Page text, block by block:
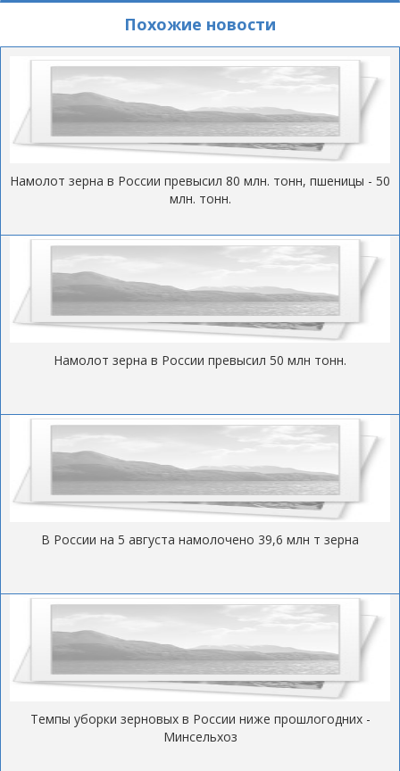
Похожие новости
Намолот зерна в России превысил 80 млн. тонн, пшеницы - 50
млн. тонн.
Намолот зерна в России превысил 50 млн тонн.
В России на 5 августа намолочено 39,6 млн т зерна
Темпы уборки зерновых в России ниже прошлогодних -
Минсельхоз